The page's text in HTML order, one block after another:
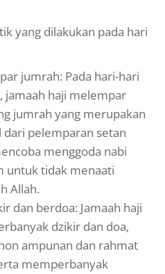
yang dilakukan pada hari
jumrah: Pada hari-hari
jamaah haji melempar
jumrah yang merupakan
dari pelemparan setan
menggoda nabi
untuk tidak menaati
Allah.
dan berdoa: Jamaah haji
dzikir dan doa,
ampunan dan rahmat
memperbanyak